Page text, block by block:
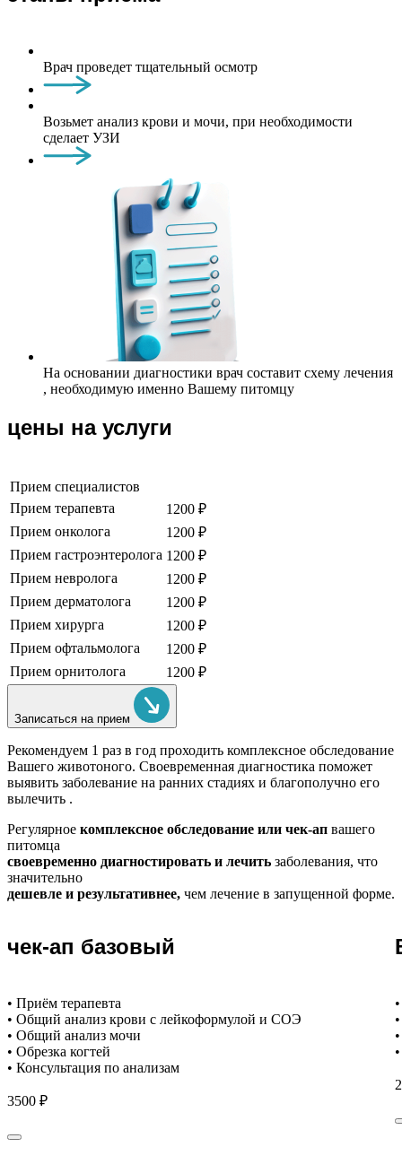
Врач проведет тщательный осмотр
Возьмет анализ крови и мочи, при необходимости
сделает УЗИ
На основании диагностики врач составит схему лечения
, необходимую именно Вашему питомцу
цены на услуги
Прием специалистов
Прием терапевта
1200 ₽
Прием онколога
1200 ₽
Прием гастроэнтеролога 1200 ₽
Прием невролога
1200 ₽
Прием дерматолога
1200 ₽
Прием хирурга
1200 ₽
Прием офтальмолога
1200 ₽
Прием орнитолога
1200 ₽
Записаться на прием
Рекомендуем 1 раз в год проходить комплексное обследование
Вашего животоного. Своевременная диагностика поможет
выявить заболевание на ранних стадиях и благополучно его
вылечить .
Регулярное комплексное обследование или чек-ап вашего
питомца
своевременно диагностировать и лечить заболевания, что
значительно
дешевле и результативнее, чем лечение в запущенной форме.
чек-ап базовый
• Приём терапевта
• Общий анализ крови с лейкоформулой и СОЭ
• Общий анализ мочи
• Обрезка когтей
• Консультация по анализам
3500 ₽